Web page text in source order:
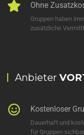
Ohne
Gruppen haben
zusätzliche
Anbieter
Kostenloser
Dauerhaft und
für Gruppen